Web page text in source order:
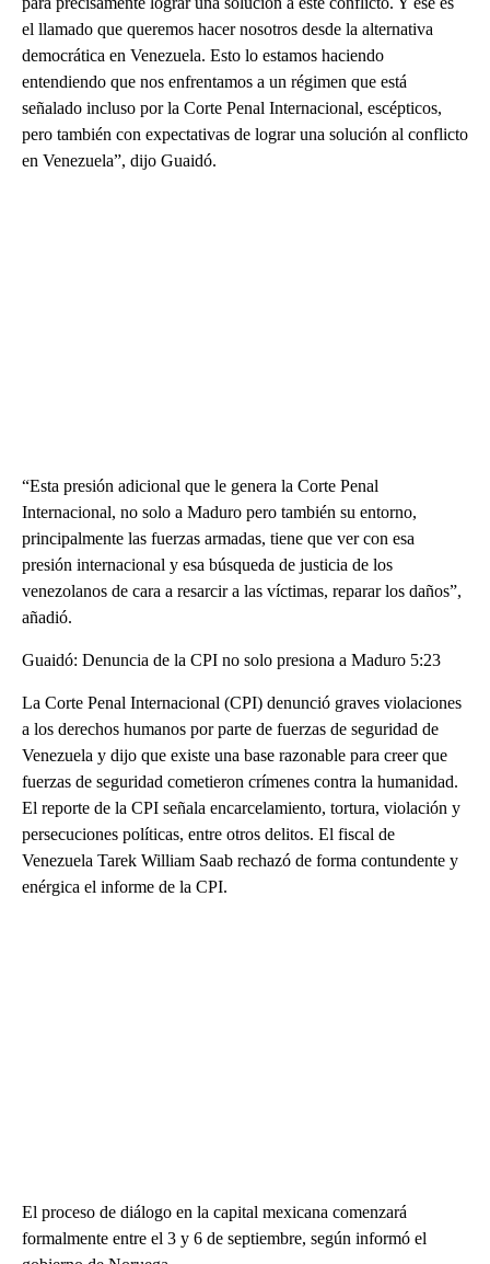
el llamado que queremos hacer nosotros desde la alternativa
democrática en Venezuela. Esto lo estamos haciendo
entendiendo que nos enfrentamos a un régimen que está
señalado incluso por la Corte Penal Internacional, escépticos,
pero también con expectativas de lograr una solución al conflicto
en Venezuela”, dijo Guaidó.
“Esta presión adicional que le genera la Corte Penal
Internacional, no solo a Maduro pero también su entorno,
principalmente las fuerzas armadas, tiene que ver con esa
presión internacional y esa búsqueda de justicia de los
venezolanos de cara a resarcir a las víctimas, reparar los daños”,
añadió.
Guaidó: Denuncia de la CPI no solo presiona a Maduro 5:23
La Corte Penal Internacional (CPI) denunció graves violaciones
a los derechos humanos por parte de fuerzas de seguridad de
Venezuela y dijo que existe una base razonable para creer que
fuerzas de seguridad cometieron crímenes contra la humanidad.
El reporte de la CPI señala encarcelamiento, tortura, violación y
persecuciones políticas, entre otros delitos. El fiscal de
Venezuela Tarek William Saab rechazó de forma contundente y
enérgica el informe de la CPI.
El proceso de diálogo en la capital mexicana comenzará
formalmente entre el 3 y 6 de septiembre, según informó el